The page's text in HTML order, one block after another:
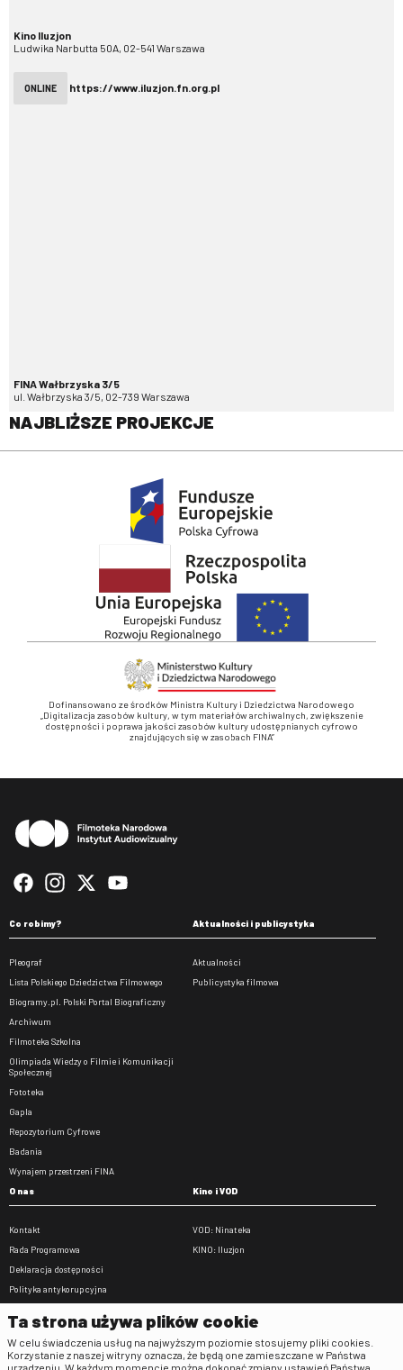
Kino Iluzjon
Ludwika Narbutta 50A, 02-541 Warszawa
ONLINE https://www.iluzjon.fn.org.pl
FINA Wałbrzyska 3/5
ul. Wałbrzyska 3/5, 02-739 Warszawa
NAJBLIŻSZE PROJEKCJE
Dofinansowano ze środków Ministra Kultury i Dziedzictwa Narodowego
„Digitalizacja zasobów kultury, w tym materiałów archiwalnych, zwiększenie
dostępności i poprawa jakości zasobów kultury udostępnianych cyfrowo
znajdujących się w zasobach FINA”
Co robimy?
Pleograf
Lista Polskiego Dziedzictwa Filmowego
Biogramy.pl. Polski Portal Biograficzny
Archiwum
Filmoteka Szkolna
Olimpiada Wiedzy o Filmie i Komunikacji
Społecznej
Fototeka
Gapla
Repozytorium Cyfrowe
Badania
Wynajem przestrzeni FINA
Aktualności i publicystyka
Aktualności
Publicystyka filmowa
O nas
Kontakt
Rada Programowa
Deklaracja dostępności
Polityka antykorupcyjna
Zamówienia publiczne
Praca w FINA
Kino i VOD
VOD: Ninateka
KINO: Iluzjon
Ta strona używa plików cookie
W celu świadczenia usług na najwyższym poziomie stosujemy pliki cookies.
Korzystanie z naszej witryny oznacza, że będą one zamieszczane w Państwa
urządzeniu. W każdym momencie można dokonać zmiany ustawień Państwa